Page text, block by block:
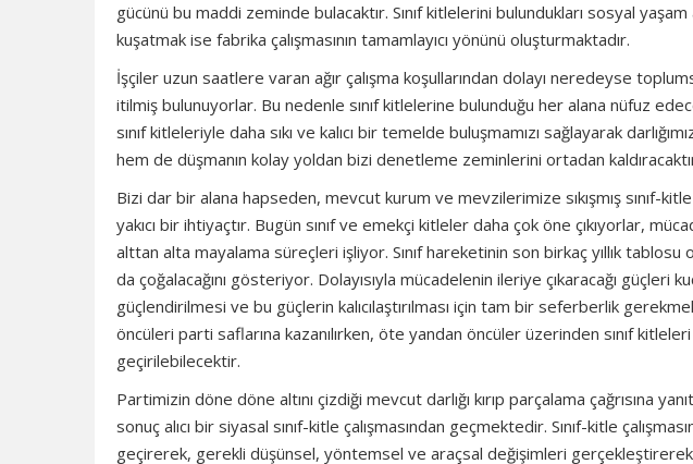
gücünü bu maddi zeminde bulacaktır. Sınıf kitlelerini bulundukları sosyal
kuşatmak ise fabrika çalışmasının tamamlayıcı yönünü oluşturmaktadır.
İşçiler uzun saatlere varan ağır çalışma koşullarından dolayı neredeyse
itilmiş bulunuyorlar. Bu nedenle sınıf kitlelerine bulunduğu her alana nüfuz
sınıf kitleleriyle daha sıkı ve kalıcı bir temelde buluşmamızı sağlayarak
hem de düşmanın kolay yoldan bizi denetleme zeminlerini ortadan
Bizi dar bir alana hapseden, mevcut kurum ve mevzilerimize sıkışmış sınıf-
yakıcı bir ihtiyaçtır. Bugün sınıf ve emekçi kitleler daha çok öne çıkıyorlar,
alttan alta mayalama süreçleri işliyor. Sınıf hareketinin son birkaç yıllık tablosu
da çoğalacağını gösteriyor. Dolayısıyla mücadelenin ileriye çıkaracağı güçleri
güçlendirilmesi ve bu güçlerin kalıcılaştırılması için tam bir seferberlik
öncüleri parti saflarına kazanılırken, öte yandan öncüler üzerinden sınıf
geçirilebilecektir.
Partimizin döne döne altını çizdiği mevcut darlığı kırıp parçalama çağrısına
sonuç alıcı bir siyasal sınıf-kitle çalışmasından geçmektedir. Sınıf-kitle
geçirerek, gerekli düşünsel, yöntemsel ve araçsal değişimleri